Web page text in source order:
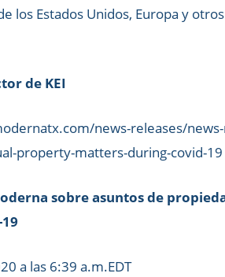
los Estados Unidos, Europa y
de KEI
news-releases/
property-matters-during-covid-19
sobre asuntos de
a las 6:39 a.m.EDT